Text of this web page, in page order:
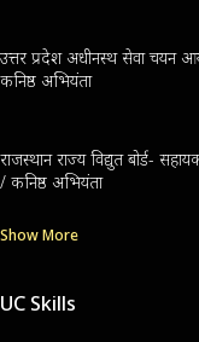
उत्तर प्रदेश अधीनस्थ सेवा चयन
कनिष्ठ अभियंता
राजस्थान राज्य विद्युत बोर्ड-
/ कनिष्ठ अभियंता
Show More
UC Skills